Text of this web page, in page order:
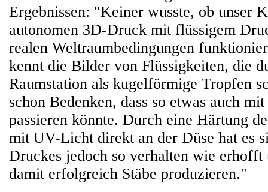
Ergebnissen: "Keiner wusste, ob unser
autonomen 3D-Druck mit flüssigem
realen Weltraumbedingungen
kennt die Bilder von Flüssigkeiten, die
Raumstation als kugelförmige Tropfen
schon Bedenken, dass so etwas auch
passieren könnte. Durch eine Härtung
mit UV-Licht direkt an der Düse hat es
Druckes jedoch so verhalten wie
damit erfolgreich Stäbe produzieren."